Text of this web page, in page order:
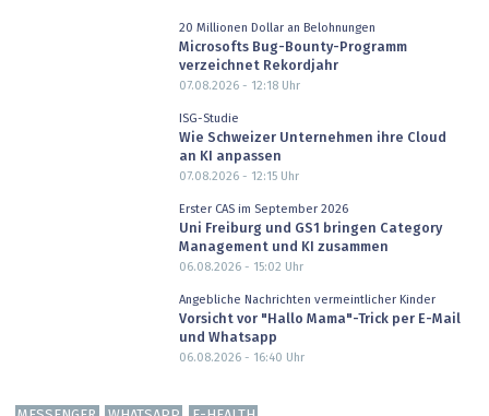
20 Millionen Dollar an Belohnungen
Microsofts Bug-Bounty-Programm
verzeichnet Rekordjahr
07.08.2026 - 12:18Uhr
ISG-Studie
Wie Schweizer Unternehmen ihre Cloud
an KI anpassen
07.08.2026 - 12:15Uhr
Erster CAS im September 2026
Uni Freiburg und GS1 bringen Category
Management und KI zusammen
06.08.2026 - 15:02 Uhr
Angebliche Nachrichten vermeintlicher Kinder
Vorsicht vor "Hallo Mama"-Trick per E-Mail
und Whatsapp
06.08.2026 - 16:40 Uhr